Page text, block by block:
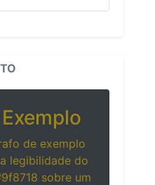
de exemplo
legibilidade do
sobre um